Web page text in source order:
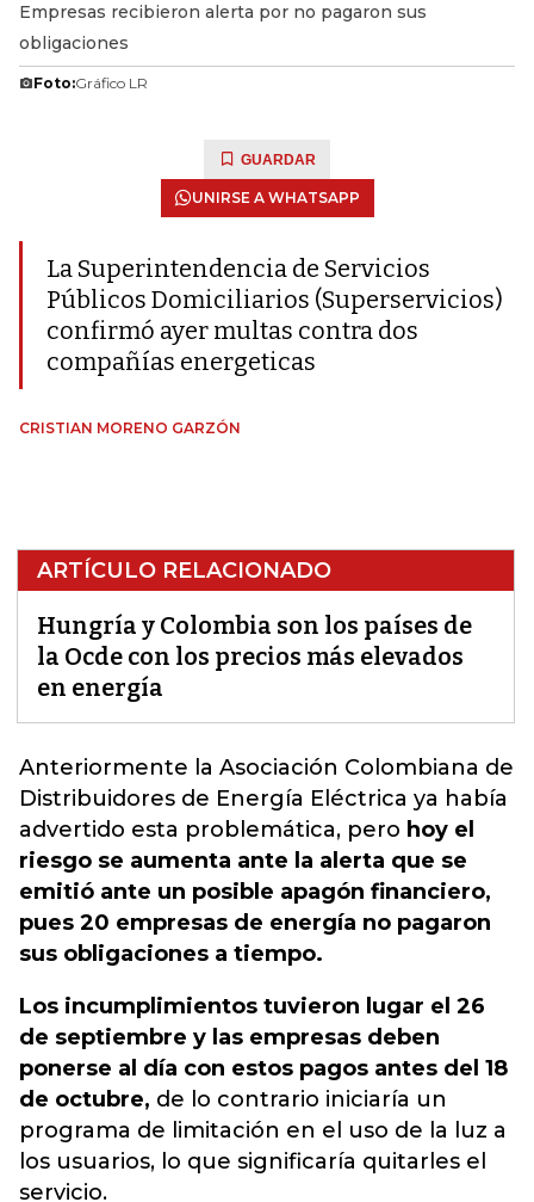
Empresas recibieron alerta por no pagaron sus
obligaciones
Foto:Gráfico LR
GUARDAR
UNIRSE A WHATSAPP
La Superintendencia de Servicios
Públicos Domiciliarios (Superservicios)
confirmó ayer multas contra dos
compañías energeticas
CRISTIAN MORENO GARZÓN
ARTÍCULO RELACIONADO
Hungría y Colombia son los países de
la Ocde con los precios más elevados
en energía
Anteriormente la Asociación Colombiana de
Distribuidores de Energía Eléctrica ya había
advertido esta problemática, pero hoy el
riesgo se aumenta ante la alerta que se
emitió ante un posible apagón financiero,
pues 20 empresas de energía no pagaron
sus obligaciones a tiempo.
Los incumplimientos tuvieron lugar el 26
de septiembre y las empresas deben
ponerse al día con estos pagos antes del 18
de octubre, de lo contrario iniciaría un
programa de limitación en el uso de la luz a
los usuarios, lo que significaría quitarles el
servicio.